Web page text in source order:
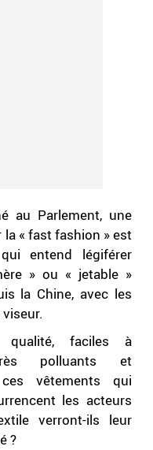
au Parlement, une
« fast fashion » est
entend légiférer
» ou « jetable »
la Chine, avec les
faciles à
polluants et
vêtements qui
les acteurs
verront-ils leur
?